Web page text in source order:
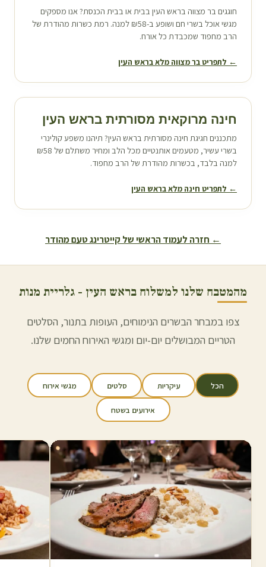
חוגגים בר מצווה בראש העין בבית או בבית הכנסת? אנו מספקים
מגשי אוכל בשרי חם ושופע ב-₪58 למנה. רמת כשרות מהודרת של
הרב מחפוד שמכבדת כל אורח.
← לתפריט בר מצווה מלא בראש העין
חינה מרוקאית מסורתית בראש העין
מתכננים חגיגת חינה מסורתית בראש העין? תיהנו משפע קולינרי
בשרי עשיר, מטעמים אותנטיים מכל הלב ומחיר משתלם של ₪58
למנה בלבד, בכשרות מהודרת של הרב מחפוד.
← לתפריט חינה מלא בראש העין
← חזרה לעמוד הראשי של קייטרינג טעם מהודר
מהמטבח שלנו למשלוח בראש העין - גלריית מנות
צפו במבחר הבשרים הנימוחים, העופות בתנור, הסלטים
הטריים המבושלים יום-יום ומגשי האירוח החמים שלנו.
הכל עיקריות סלטים מגשי אירוח
אירועים בשטח